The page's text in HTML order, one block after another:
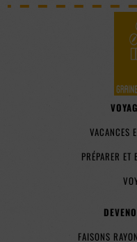
VACANCES
PRÉPARER
FAISONS